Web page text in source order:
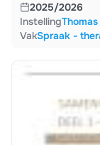
2025/2026
Instelling
VakSpraak -